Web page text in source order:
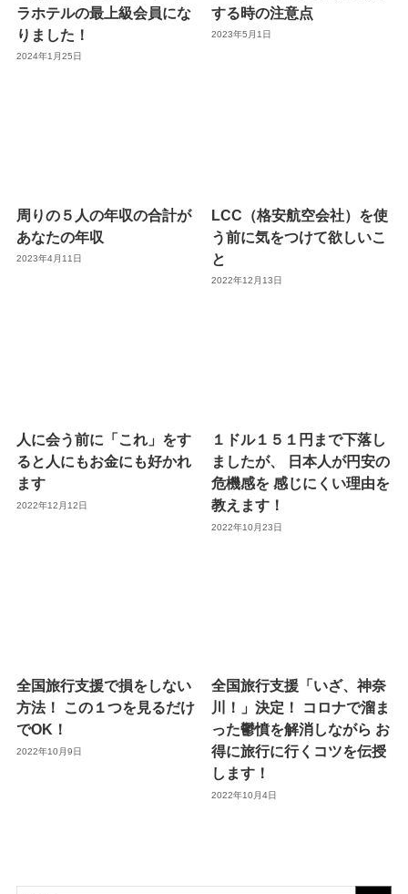
ラホテルの最上級会員にな
りました！
2024年1月25日
する時の注意点
2023年5月1日
周りの５人の年収の合計が
あなたの年収
2023年4月11日
LCC（格安航空会社）を使
う前に気をつけて欲しいこ
と
2022年12月13日
人に会う前に「これ」をす
ると人にもお金にも好かれ
ます
2022年12月12日
１ドル１５１円まで下落し
ましたが、 日本人が円安の
危機感を 感じにくい理由を
教えます！
2022年10月23日
全国旅行支援で損をしない
方法！ この１つを見るだけ
でOK！
2022年10月9日
全国旅行支援「いざ、神奈
川！」決定！ コロナで溜ま
った鬱憤を解消しながら お
得に旅行に行くコツを伝授
します！
2022年10月4日